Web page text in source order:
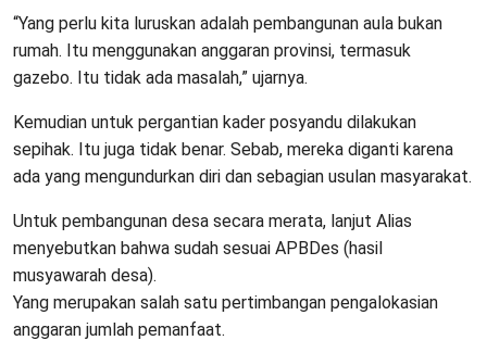
“Yang perlu kita luruskan adalah pembangunan aula bukan
rumah. Itu menggunakan anggaran provinsi, termasuk
gazebo. Itu tidak ada masalah,” ujarnya.
Kemudian untuk pergantian kader posyandu dilakukan
sepihak. Itu juga tidak benar. Sebab, mereka diganti karena
ada yang mengundurkan diri dan sebagian usulan masyarakat.
Untuk pembangunan desa secara merata, lanjut Alias
menyebutkan bahwa sudah sesuai APBDes (hasil
musyawarah desa).
Yang merupakan salah satu pertimbangan pengalokasian
anggaran jumlah pemanfaat.